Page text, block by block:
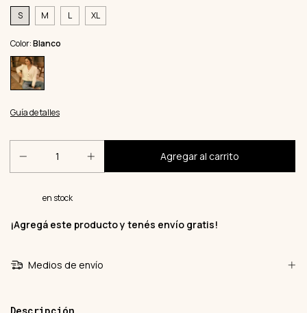
S
M L XL
Color:Blanco
Guía de talles
en stock
¡Agregá este producto y tenés envío gratis!
Medios de envío